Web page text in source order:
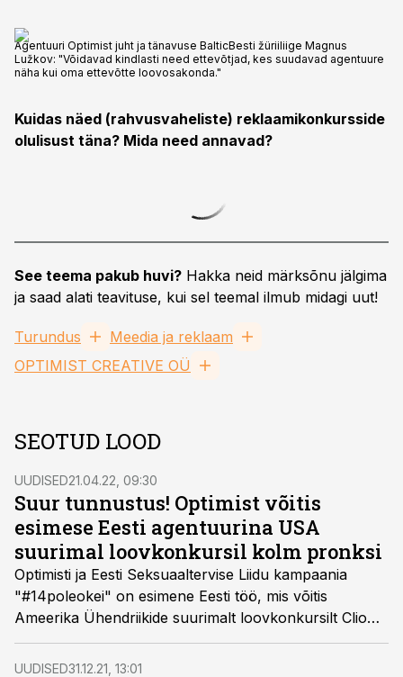
Agentuuri Optimist juht ja tänavuse BalticBesti žüriiliige Magnus
Lužkov: "Võidavad kindlasti need ettevõtjad, kes suudavad agentuure
näha kui oma ettevõtte loovosakonda."
Kuidas näed (rahvusvaheliste) reklaamikonkursside
olulisust täna? Mida need annavad?
See teema pakub huvi? Hakka neid märksõnu jälgima
ja saad alati teavituse, kui sel teemal ilmub midagi uut!
Turundus
Meedia ja reklaam
OPTIMIST CREATIVE OÜ
SEOTUD LOOD
UUDISED21.04.22, 09:30
Suur tunnustus! Optimist võitis
esimese Eesti agentuurina USA
suurimal loovkonkursil kolm pronksi
Optimisti ja Eesti Seksuaaltervise Liidu kampaania
"#14poleokei" on esimene Eesti töö, mis võitis
Ameerika Ühendriikide suurimalt loovkonkursilt Clio
Awards kolm pronksi. Ühtlasi kuulub Clio Awards
maailma TOP5 loovuskonkursi hulka.
UUDISED31.12.21, 13:01